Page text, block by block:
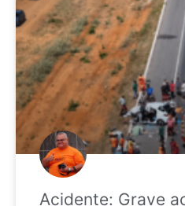
Acidente: Grave